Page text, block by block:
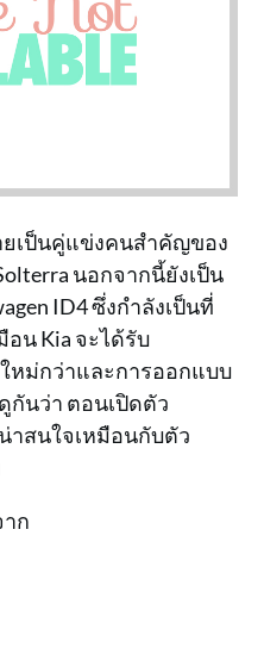
ยเป็นคู่แข่งคนสำคัญของ
นอกจากนี้ยังเป็น
ID4 ซึ่งกำลังเป็นที่
น Kia จะได้รับ
หม่กว่าและการออกแบบ
นว่า ตอนเปิดตัว
าสนใจเหมือนกับตัว
ก